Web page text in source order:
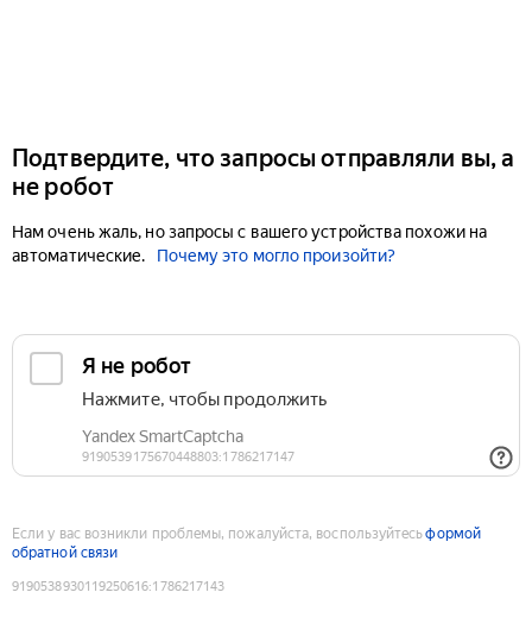
Подтвердите, что запросы отправляли вы, а
не робот
Нам очень жаль, но запросы с вашего устройства похожи на
автоматические.
Почему это могло произойти?
Если у вас возникли проблемы, пожалуйста, воспользуйтесьформой
обратной связи
9190538930119250616:1786217143